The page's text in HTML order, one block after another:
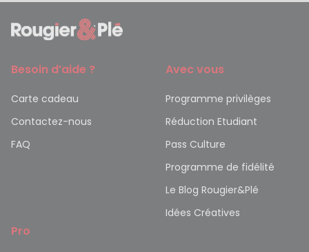
Besoin d’aide ?
Carte cadeau
Contactez-nous
FAQ
Avec vous
Programme privilèges
Réduction Etudiant
Pass Culture
Programme de fidélité
Le Blog Rougier&Plé
Idées Créatives
Pro